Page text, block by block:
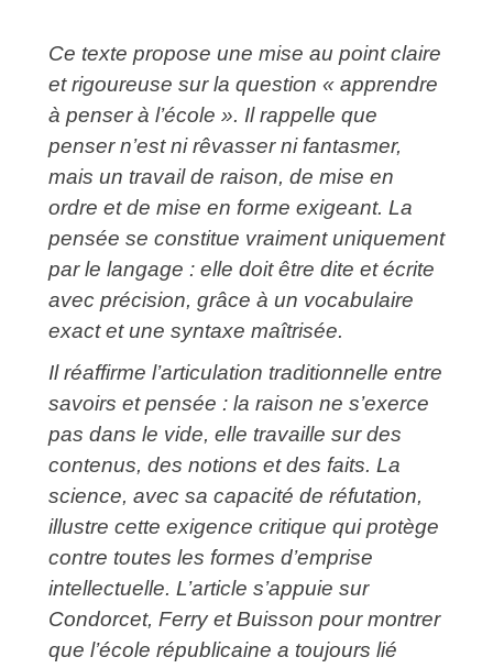
Ce texte propose une mise au point claire
et rigoureuse sur la question « apprendre
à penser à l’école ». Il rappelle que
penser n’est ni rêvasser ni fantasmer,
mais un travail de raison, de mise en
ordre et de mise en forme exigeant. La
pensée se constitue vraiment uniquement
par le langage : elle doit être dite et écrite
avec précision, grâce à un vocabulaire
exact et une syntaxe maîtrisée.
Il réaffirme l’articulation traditionnelle entre
savoirs et pensée : la raison ne s’exerce
pas dans le vide, elle travaille sur des
contenus, des notions et des faits. La
science, avec sa capacité de réfutation,
illustre cette exigence critique qui protège
contre toutes les formes d’emprise
intellectuelle. L’article s’appuie sur
Condorcet, Ferry et Buisson pour montrer
que l’école républicaine a toujours lié